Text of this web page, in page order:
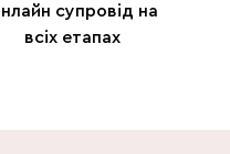
супровід на
всіх етапах